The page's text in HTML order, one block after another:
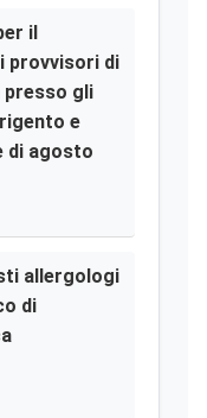
il
provvisori di
presso gli
e
di agosto
allergologi
di